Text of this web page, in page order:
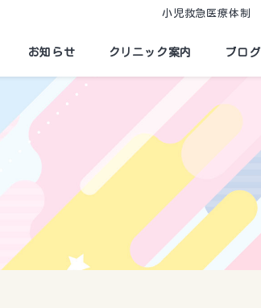
小児救急医療体制
お知らせ クリニック案内 ブログ